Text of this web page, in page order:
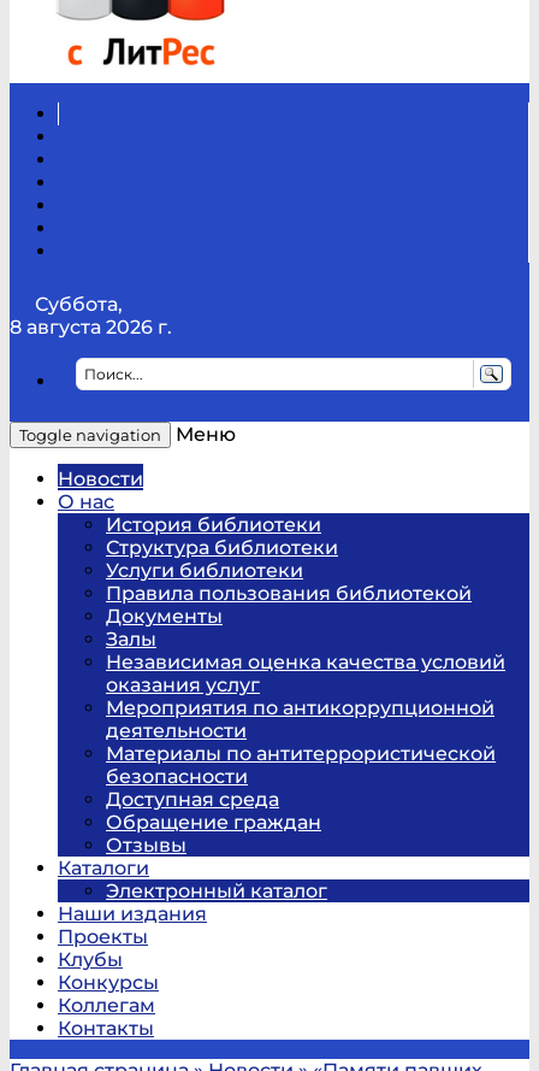
Суббота,
8 августа 2026 г.
Toggle navigation
Меню
Новости
О нас
История библиотеки
Структура библиотеки
Услуги библиотеки
Правила пользования библиотекой
Документы
Залы
Независимая оценка качества условий
оказания услуг
Мероприятия по антикоррупционной
деятельности
Материалы по антитеррористической
безопасности
Доступная среда
Обращение граждан
Отзывы
Каталоги
Электронный каталог
Наши издания
Проекты
Клубы
Конкурсы
Коллегам
Контакты